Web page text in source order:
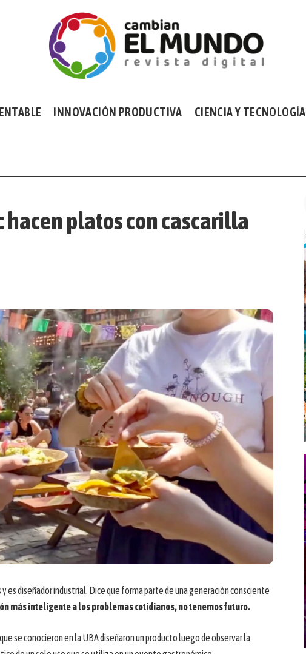
INNOVACIÓN PRODUCTIVA CIENCIA Y TECNOLOGÍA
platos con cascarilla
es diseñador industrial. Dice que forma parte de una generación consciente
más inteligente a los problemas cotidianos, no tenemos futuro.
se conocieron en la UBA diseñaron un producto luego de observar la